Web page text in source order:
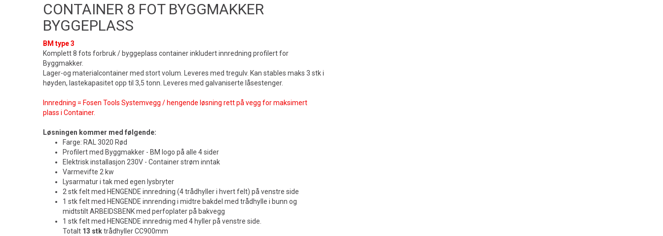
CONTAINER 8 FOT BYGGMAKKER
BYGGEPLASS
BM type 3
Komplett 8 fots forbruk / byggeplass container inkludert innredning profilert for
Byggmakker.
Lager-og materialcontainer med stort volum. Leveres med tregulv. Kan stables maks 3 stk i
høyden, lastekapasitet opp til 3,5 tonn. Leveres med galvaniserte låsestenger.
Innredning = Fosen Tools Systemvegg / hengende løsning rett på vegg for maksimert
plass i Container.
Løsningen kommer med følgende:
Farge: RAL 3020 Rød
Profilert med Byggmakker - BM logo på alle 4 sider
Elektrisk installasjon 230V - Container strøm inntak
Varmevifte 2 kw
Lysarmatur i tak med egen lysbryter
2 stk felt med HENGENDE innredning (4 trådhyller i hvert felt) på venstre side
1 stk felt med HENGENDE innrending i midtre bakdel med trådhylle i bunn og
midtstilt ARBEIDSBENK med perfoplater på bakvegg
1 stk felt med HENGENDE innrednig med 4 hyller på venstre side.
Totalt 13 stktrådhyller CC900mm